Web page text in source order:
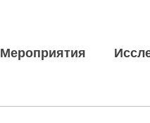
Мероприятия